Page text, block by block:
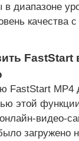
в диапазоне
FastStart MP4
этой
видео-
загружено